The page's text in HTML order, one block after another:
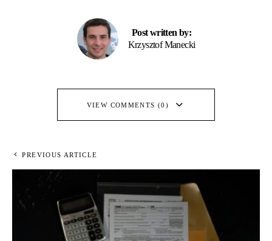
Post written by:
Krzysztof Manecki
VIEW COMMENTS (0)
PREVIOUS ARTICLE